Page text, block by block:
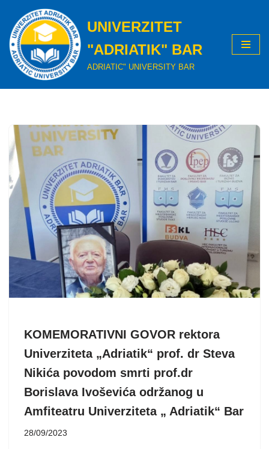
Skip
to
content
UNIVERZITET
"ADRIATIK" BAR
ADRIATIC" UNIVERSITY BAR
KOMEMORATIVNI GOVOR rektora
Univerziteta „Adriatik“ prof. dr Steva
Nikića povodom smrti prof.dr
Borislava Ivoševića održanog u
Amfiteatru Univerziteta „ Adriatik“ Bar
28/09/2023